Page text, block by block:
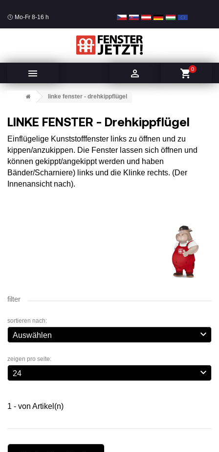
Mo-Fr 8-16 h
  shopping_cart0
linke fenster - drehkippflügel
LINKE FENSTER - Drehkippflügel
Einflügelige Kunststofffenster links zu öffnen und zu
kippen/anzukippen. Die Fenster lassen sich öffnen und
können gekippt/angekippt werden und haben
Bänder/Scharniere) links und die Klinke rechts. (Der
Innenansicht nach).
filter
sortieren nach:
Auswählen 
zeigen pro seite:
24 
1 - von Artikel(n)